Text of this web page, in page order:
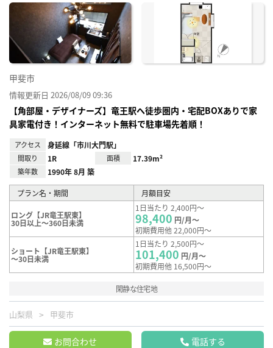
に入
甲斐市
情報更新日 2026/08/09 09:36
【角部屋・デザイナーズ】竜王駅へ徒歩圏内・宅配BOXありで家
具家電付き！インターネット無料で駐車場先着順！
アクセス 身延線「市川大門駅」
間取り 1R 面積 17.39m²
築年数 1990年 8月 築
プラン名・期間 月額目安
ロング【JR竜王駅東】
30日以上～360日未満
1日当たり 2,400円～
98,400 円/月～
初期費用他 22,000円～
ショート【JR竜王駅東】
～30日未満
1日当たり 2,500円～
101,400 円/月～
初期費用他 16,500円～
閑静な住宅地
山梨県 甲斐市
お問合わせ 電話する